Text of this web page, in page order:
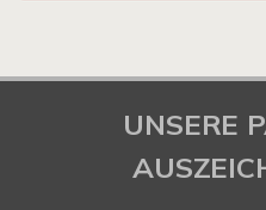
UNSERE